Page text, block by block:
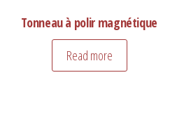
Tonneau à polir magnétique
Read more